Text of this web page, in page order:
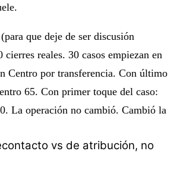
que deje de ser discusión
reales. 30 casos empiezan en
Centro por transferencia. Con último
65. Con primer toque del caso:
La operación no cambió. Cambió la
vs de atribución, no